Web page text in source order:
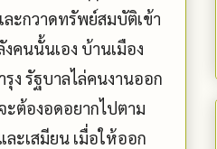
ะกวาดทรัพย์สมบัติเข้า
คนนั้นเอง บ้านเมือง
ง รัฐบาลไล่คนงานออก
ะต้องอดอยากไปตาม
ะเสมียน เมื่อให้ออก